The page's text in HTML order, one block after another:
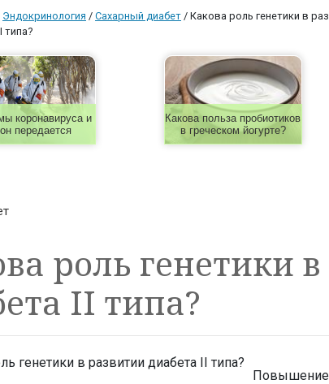
Эндокринология / Сахарный диабет / Какова роль генетики в
типа?
коронавируса и
передается
Какова польза пробиотиков
в греческом йогурте?
роль генетики
II типа?